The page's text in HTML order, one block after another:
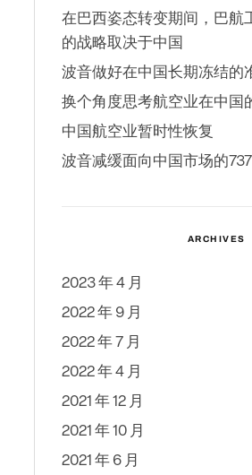
在巴西姿态转变期间，巴航
的战略取决于中国
波音做好在中国长期冻结的
换个角度思考航空业在中国
中国航空业暂时性恢复
波音减缓面向中国市场的
ARCHIVES
2023 年 4 月
2022 年 9 月
2022 年 7 月
2022 年 4 月
2021 年 12 月
2021 年 10 月
2021 年 6 月